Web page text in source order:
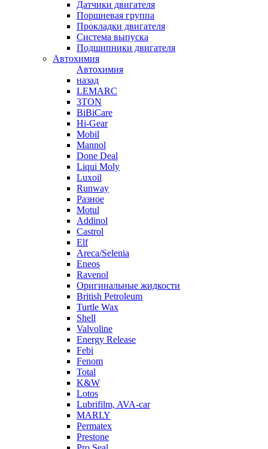
Датчики двигателя
Поршневая группа
Прокладки двигателя
Система выпуска
Подшипники двигателя
Автохимия
Автохимия
назад
LEMARC
3TON
BiBiCare
Hi-Gear
Mobil
Mannol
Done Deal
Liqui Moly
Luxoil
Runway
Разное
Motul
Addinol
Castrol
Elf
Areca/Selenia
Eneos
Ravenol
Оригинальные жидкости
British Petroleum
Turtle Wax
Shell
Valvoline
Energy Release
Febi
Fenom
Total
K&W
Lotos
Lubrifilm, AVA-car
MARLY
Permatex
Prestone